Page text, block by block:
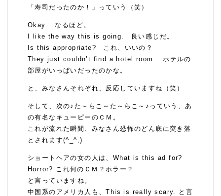
「寿司だったのか！」っていう（笑）
Okay. なるほど。
I like the way this is going. 良い感じだ。
Is this appropriate? これ、いいの？
They just couldn’t find a hotel room. ホテルの
部屋がいっぱいだったのかな。
と、みなさんそれぞれ、反応していますね（笑）
そして、次の♪た～らこ～た～らこ～♪っていう、あ
の有名なキューピーのＣＭ。
これが流れた瞬間、みなさん恐怖のどん底に突き落
とされます(^_^;)
ショートヘアの女の人は、What is this ad for?
Horror? これ何のＣＭ？ホラー？
と言っていますね。
中国系のアメリカ人も、This is really scary. と言